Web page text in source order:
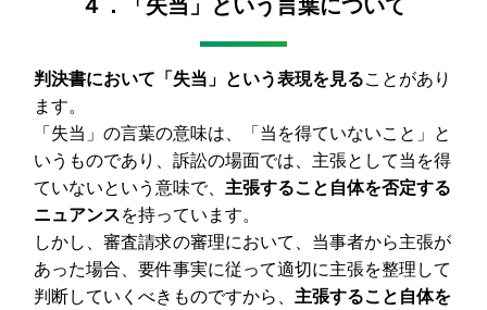
４．「失当」という言葉について
判決書において「失当」という表現を見ることがあり
ます。
「失当」の言葉の意味は、「当を得ていないこと」と
いうものであり、訴訟の場面では、主張として当を得
ていないという意味で、 主張すること自体を否定する
ニュアンスを持っています。
しかし、審査請求の審理において、当事者から主張が
あった場合、要件事実に従って適切に主張を整理して
判断していくべきものですから、 主張すること自体を